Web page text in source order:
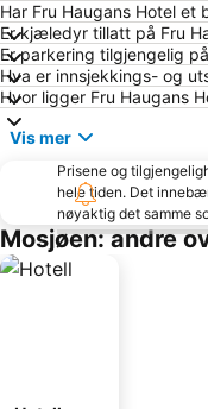
Har Fru Haugans Hotel et
Er kjæledyr tillatt på Fru
Er parkering tilgjengelig
Hva er innsjekkings- og
Hvor ligger Fru Haugans
Vis mer
Prisene og
hele tiden. Det
nøyaktig det samme
Mosjøen: andre